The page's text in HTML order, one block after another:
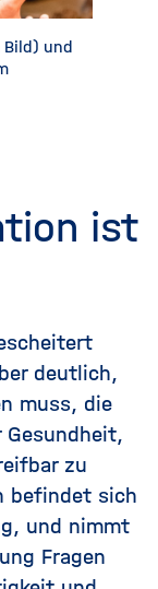
Bild) und
ist
deutlich,
muss, die
zu
befindet sich
und nimmt
Fragen